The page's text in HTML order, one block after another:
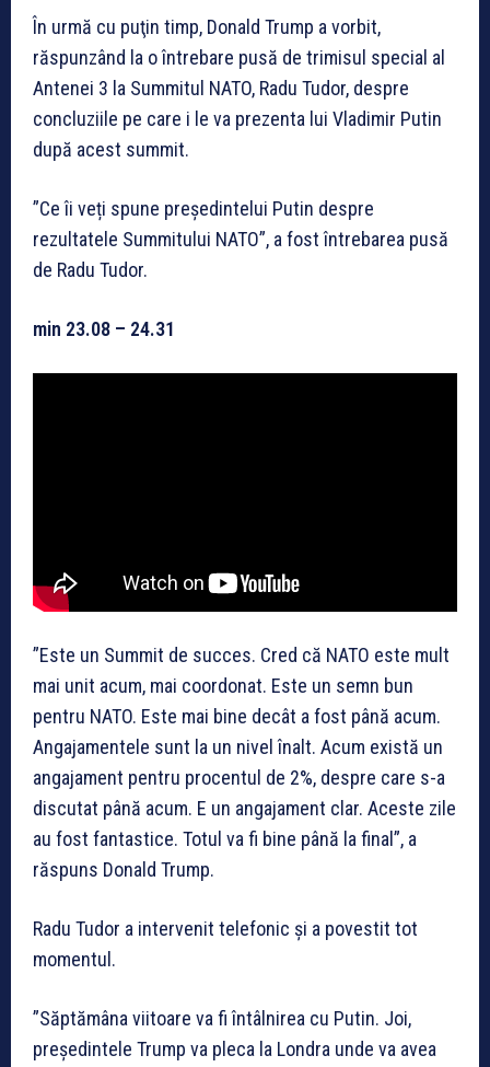
În urmă cu puţin timp, Donald Trump a vorbit,
răspunzând la o întrebare pusă de trimisul special al
Antenei 3 la Summitul NATO, Radu Tudor, despre
concluziile pe care i le va prezenta lui Vladimir Putin
după acest summit.
”Ce îi veți spune președintelui Putin despre
rezultatele Summitului NATO”, a fost întrebarea pusă
de Radu Tudor.
min 23.08 – 24.31
”Este un Summit de succes. Cred că NATO este mult
mai unit acum, mai coordonat. Este un semn bun
pentru NATO. Este mai bine decât a fost până acum.
Angajamentele sunt la un nivel înalt. Acum există un
angajament pentru procentul de 2%, despre care s-a
discutat până acum. E un angajament clar. Aceste zile
au fost fantastice. Totul va fi bine până la final”, a
răspuns Donald Trump.
Radu Tudor a intervenit telefonic și a povestit tot
momentul.
”Săptămâna viitoare va fi întâlnirea cu Putin. Joi,
președintele Trump va pleca la Londra unde va avea